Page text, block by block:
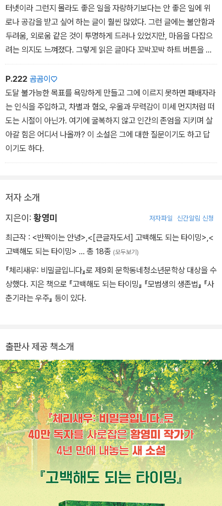
터넷이라 그런지 몰라도 좋은 일을 자랑하기보다는 안 좋은 일에 위
로나 공감을 받고 싶어 하는 글이 훨씬 많았다. 그런 글에는 불안함과
두려움, 외로움 같은 것이 투명하게 드러나 있었지만, 마음을 다잡으
려는 의지도 느껴졌다. 그렇게 읽은 글마다 꼬박꼬박 하트 버튼을 눌
렀다. 이 작은 행위에 오히려 내가 위로를 받았다. 세상에 나만 힘든
게 아니구나, 다들 버티고 견디면서 살아 내고 있구나, 싶어서 글들이
그냥 다 고마웠다.
P.222 곰곰이♡
도달 불가능한 목표를 욕망하게 만들고 그에 이르지 못하면 패배자라
는 인식을 주입하고, 차별과 혐오, 우울과 무력감이 미세 먼지처럼 떠
도는 시절이 아닌가. 여기에 굴복하지 않고 인간의 존엄을 지키며 살
아갈 힘은 어디서 나올까? 이 소설은 그에 대한 질문이기도 하고 답
이기도 하다.
저자 소개
지은이: 황영미 저자파일 신간알림 신청
최근작 : <반짝이는 안녕>,<[큰글자도서] 고백해도 되는 타이밍>,<
고백해도 되는 타이밍> … 총 18종 (모두보기)
『체리새우: 비밀글입니다』로 제9회 문학동네청소년문학상 대상을 수
상했다. 지은 책으로 『고백해도 되는 타이밍』 『모범생의 생존법』 『사
춘기라는 우주』 등이 있다.
출판사 제공 책소개